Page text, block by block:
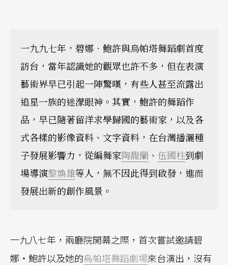
一九九七年，碧娜‧鮑許與烏帕塔舞蹈劇首度
訪台，當年認識她的觀眾也許不多，但在表演
藝術界早已引起一陣驚嘆，有些人甚至流露出
追星一族的迷濛眼神。其實，鮑許的舞蹈作
品，早已隨著留洋求學歸國的藝術家，以及各
式各樣的影像資料、文字資料，在台灣播灑種
子發展影響力，從編舞家陶馥蘭 、 伍國柱到劇
場導演黎煥雄等人，無不因此得到啟發，進而
發展出新的創作風景。
一九八七年，兩廳院開幕之際，首次嘗試邀請碧
娜‧鮑許以及她的烏帕塔舞蹈劇場來台演出，沒有